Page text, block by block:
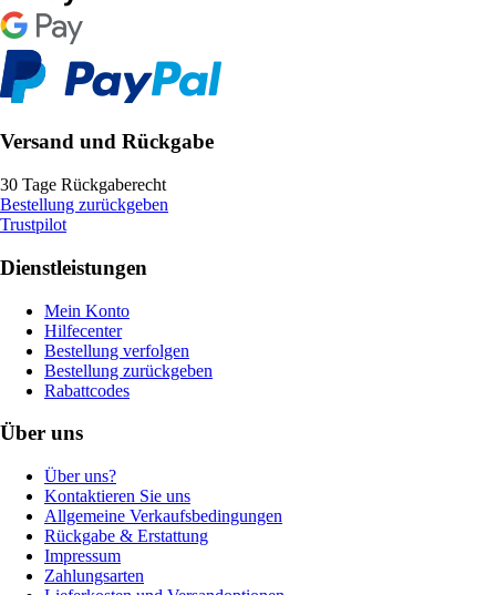
Versand und Rückgabe
30 Tage Rückgaberecht
Bestellung zurückgeben
Trustpilot
Dienstleistungen
Mein Konto
Hilfecenter
Bestellung verfolgen
Bestellung zurückgeben
Rabattcodes
Über uns
Über uns?
Kontaktieren Sie uns
Allgemeine Verkaufsbedingungen
Rückgabe & Erstattung
Impressum
Zahlungsarten